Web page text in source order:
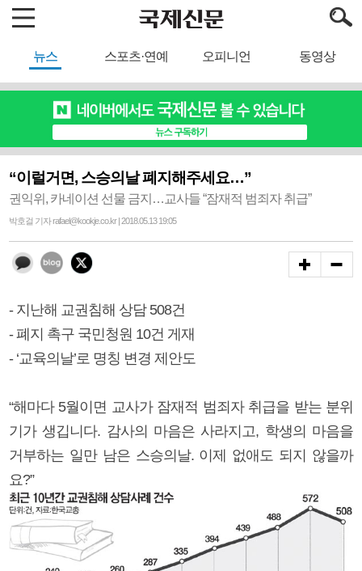
뉴스 스포츠·연예 오피니언 동영상
“이럴거면, 스승의날 폐지해주세요…”
권익위, 카네이션 선물 금지…교사들 “잠재적 범죄자 취급”
박호걸 기자 rafael@kookje.co.kr | 2018.05.13 19:05
- 지난해 교권침해 상담 508건
- 폐지 촉구 국민청원 10건 게재
- ‘교육의날’로 명칭 변경 제안도
“해마다 5월이면 교사가 잠재적 범죄자 취급을 받는 분위
기가 생깁니다. 감사의 마음은 사라지고, 학생의 마음을
거부하는 일만 남은 스승의날. 이제 없애도 되지 않을까
요?”